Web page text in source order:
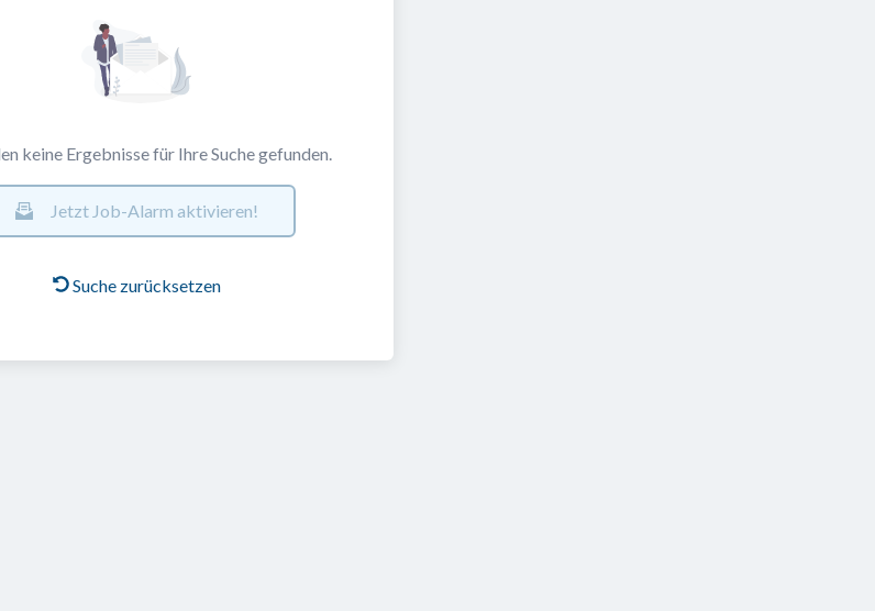
keine Ergebnisse für Ihre Suche gefunden.
Jetzt Job-Alarm aktivieren!
Suche zurücksetzen